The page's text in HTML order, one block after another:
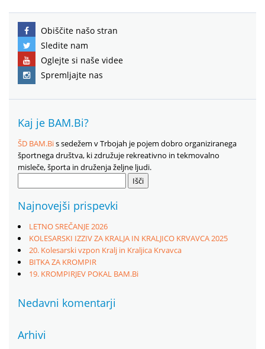
Obiščite našo stran
Sledite nam
Oglejte si naše videe
Spremljajte nas
Kaj je BAM.Bi?
ŠD BAM.Bis sedežem v Trbojah je pojem dobro organiziranega
športnega društva, ki združuje rekreativno in tekmovalno
misleče, športa in druženja željne ljudi.
Najnovejši prispevki
LETNO SREČANJE 2026
KOLESARSKI IZZIV ZA KRALJA IN KRALJICO KRVAVCA 2025
20. Kolesarski vzpon Kralj in Kraljica Krvavca
BITKA ZA KROMPIR
19. KROMPIRJEV POKAL BAM.Bi
Nedavni komentarji
Arhivi